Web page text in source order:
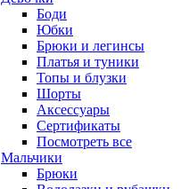
Боди
Юбки
Брюки и легинсы
Платья и туники
Топы и блузки
Шорты
Аксессуары
Сертификаты
Посмотреть все
Мальчики
Брюки